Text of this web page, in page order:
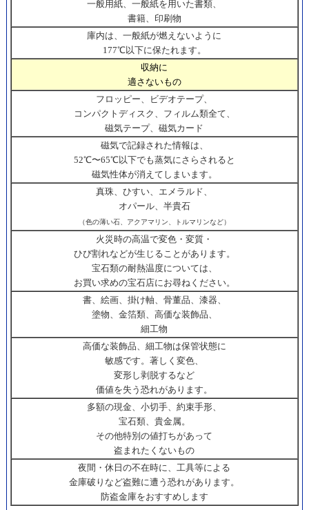
一般用紙、一般紙を用いた書類、
書籍、印刷物
庫内は、一般紙が燃えないように
177℃以下に保たれます。
収納に
適さないもの
フロッピー、ビデオテープ、
コンパクトディスク、フィルム類全て、
磁気テープ、磁気カード
磁気で記録された情報は、
52℃〜65℃以下でも蒸気にさらされると
磁気性体が消えてしまいます。
真珠、ひすい、エメラルド、
オパール、半貴石
（色の薄い石、アクアマリン、トルマリンなど）
火災時の高温で変色・変質・
ひび割れなどが生じることがあります。
宝石類の耐熱温度については、
お買い求めの宝石店にお尋ねください。
書、絵画、掛け軸、骨董品、漆器、
塗物、金箔類、高価な装飾品、
細工物
高価な装飾品、細工物は保管状態に
敏感です。著しく変色、
変形し剥脱するなど
価値を失う恐れがあります。
多額の現金、小切手、約束手形、
宝石類、貴金属。
その他特別の値打ちがあって
盗まれたくないもの
夜間・休日の不在時に、工具等による
金庫破りなど盗難に遭う恐れがあります。
防盗金庫をおすすめします